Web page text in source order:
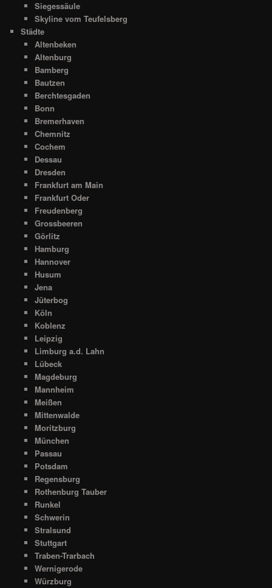
Siegessäule
Skyline vom Teufelsberg
Städte
Altenbeken
Altenburg
Bamberg
Bautzen
Berchtesgaden
Bonn
Bremerhaven
Chemnitz
Cochem
Dessau
Dresden
Frankfurt am Main
Frankfurt Oder
Freudenberg
Grossbeeren
Görlitz
Hamburg
Hannover
Husum
Jena
Jüterbog
Köln
Koblenz
Leipzig
Limburg a.d. Lahn
Lübeck
Magdeburg
Mannheim
Meißen
Mittenwalde
Moritzburg
München
Passau
Potsdam
Regensburg
Rothenburg Tauber
Runkel
Schwerin
Stralsund
Stuttgart
Traben-Trarbach
Wernigerode
Würzburg